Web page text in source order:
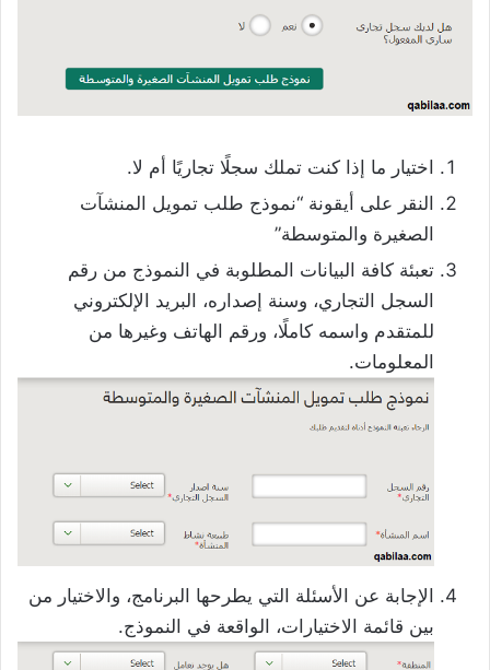
اختيار ما إذا كنت تملك سجلًا تجاريًا أم لا.
النقر على أيقونة “نموذج طلب تمويل المنشآت
الصغيرة والمتوسطة”
تعبئة كافة البيانات المطلوبة في النموذج من رقم
السجل التجاري، وسنة إصداره، البريد الإلكتروني
للمتقدم واسمه كاملًا، ورقم الهاتف وغيرها من
المعلومات.
الإجابة عن الأسئلة التي يطرحها البرنامج، والاختيار من
بين قائمة الاختيارات، الواقعة في النموذج.